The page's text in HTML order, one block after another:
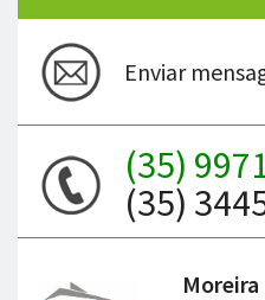
Enviar
(35)
(35)